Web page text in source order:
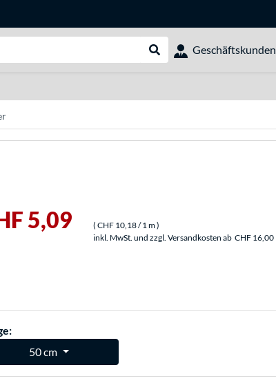
Suche durchführen
Geschäftskunden
5,09 ( CHF 10,18/ 1 m)
inkl. MwSt. und zzgl. Versandkosten ab CHF 16,00
50 cm